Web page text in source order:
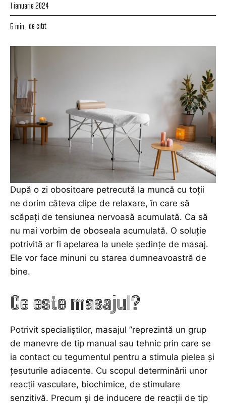
1 ianuarie 2024
5 min. de citit
După o zi obositoare petrecută la muncă cu toții
ne dorim câteva clipe de relaxare, în care să
scăpați de tensiunea nervoasă acumulată. Ca să
nu mai vorbim de oboseala acumulată. O soluție
potrivită ar fi apelarea la unele ședințe de masaj.
Ele vor face minuni cu starea dumneavoastră de
bine.
Ce este masajul?
Potrivit specialiștilor, masajul ”reprezintă un grup
de manevre de tip manual sau tehnic prin care se
ia contact cu tegumentul pentru a stimula pielea și
țesuturile adiacente. Cu scopul determinării unor
reacții vasculare, biochimice, de stimulare
senzitivă. Precum și de inducere de reacții de tip